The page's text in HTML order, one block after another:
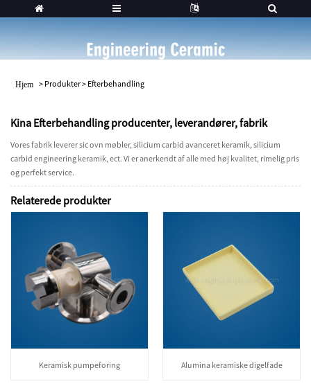
Hjem > Produkter> Efterbehandling
Kina Efterbehandling producenter, leverandører, fabrik
Vores fabrik leverer sic ovn møbler, silicium carbid avanceret keramik, silicium
carbid engineering keramik, ect. Vi er anerkendt af alle med høj kvalitet, rimelig pris
og perfekt service.
Relaterede produkter
Keramisk pumpeforing Alumina keramiske digelfade